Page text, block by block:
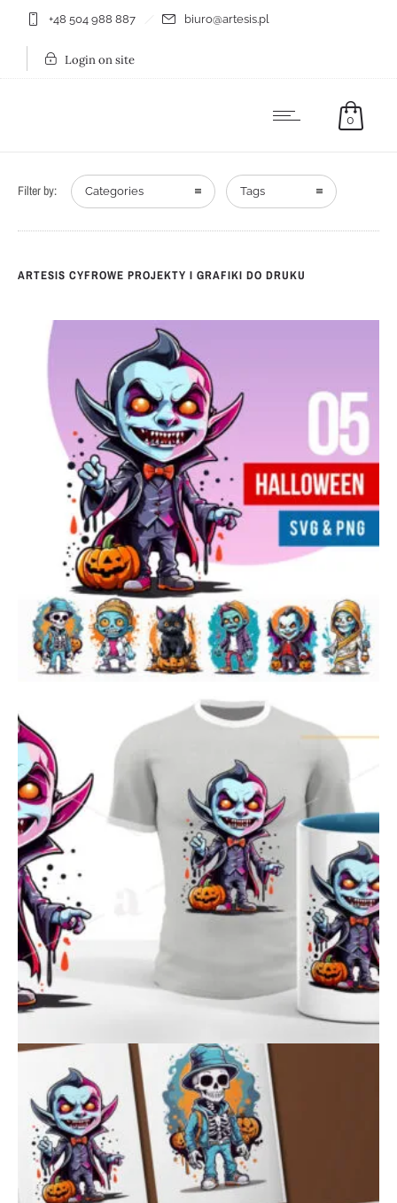
+48 504 988 887 biuro@artesis.pl
Login on site
0
Filter by: Categories Tags
ARTESIS CYFROWE PROJEKTY I GRAFIKI DO DRUKU